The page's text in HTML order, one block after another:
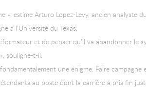
», estime Arturo Lopez-Levy, ancien analyste
à l’Université du Texas.
et de penser qu’il va abandonner le
souligne-t-il.
une énigme. Faire
au poste dont la carrière a pris fin